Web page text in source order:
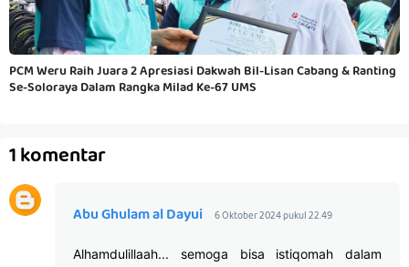
PCM Weru Raih Juara 2 Apresiasi Dakwah Bil-Lisan Cabang & Ranting
Se-Soloraya Dalam Rangka Milad Ke-67 UMS
1 komentar
Abu Ghulam al Dayui 6 Oktober 2024 pukul 22.49
Alhamdulillaah... semoga bisa istiqomah dalam